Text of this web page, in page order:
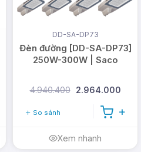
DD-SA-DP73
Đèn đường [DD-SA-DP73]
250W-300W | Saco
4.940.400 2.964.000
So sánh
Xem nhanh